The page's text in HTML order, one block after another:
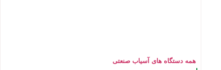
همه دستگاه های آسیاب صنعتی